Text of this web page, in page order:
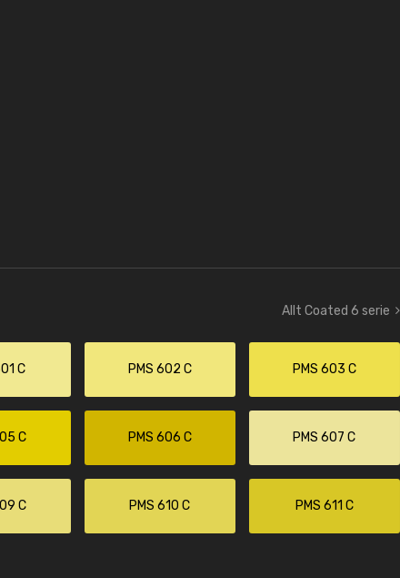
Allt Coated 6 serie
C PMS 602 C PMS 603 C
C PMS 606 C PMS 607 C
C PMS 610 C PMS 611 C